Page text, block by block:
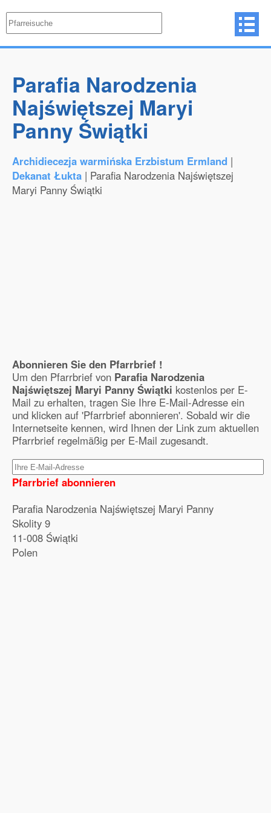
Parafia Narodzenia
Najświętszej Maryi
Panny Świątki
Archidiecezja warmińska Erzbistum Ermland |
Dekanat Łukta | Parafia Narodzenia Najświętszej
Maryi Panny Świątki
Abonnieren Sie den Pfarrbrief !
Um den Pfarrbrief von Parafia Narodzenia
Najświętszej Maryi Panny Świątki kostenlos per E-
Mail zu erhalten, tragen Sie Ihre E-Mail-Adresse ein
und klicken auf 'Pfarrbrief abonnieren'. Sobald wir die
Internetseite kennen, wird Ihnen der Link zum aktuellen
Pfarrbrief regelmäßig per E-Mail zugesandt.
Pfarrbrief abonnieren
Parafia Narodzenia Najświętszej Maryi Panny
Skolity 9
11-008 Świątki
Polen